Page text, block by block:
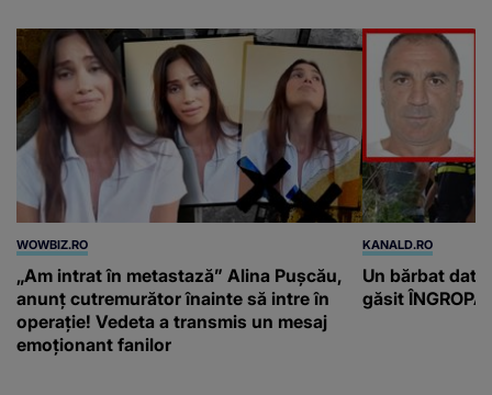
WOWBIZ.RO
„Am intrat în metastază” Alina Pușcău,
anunț cutremurător înainte să intre în
operație! Vedeta a transmis un mesaj
emoționant fanilor
KANALD.RO
Un bărbat dat
găsit